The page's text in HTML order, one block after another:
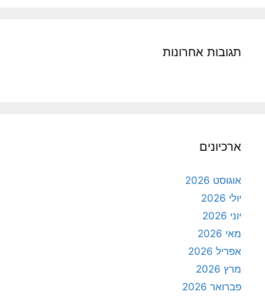
תגובות אחרונות
ארכיונים
אוגוסט 2026
יולי 2026
יוני 2026
מאי 2026
אפריל 2026
מרץ 2026
פברואר 2026